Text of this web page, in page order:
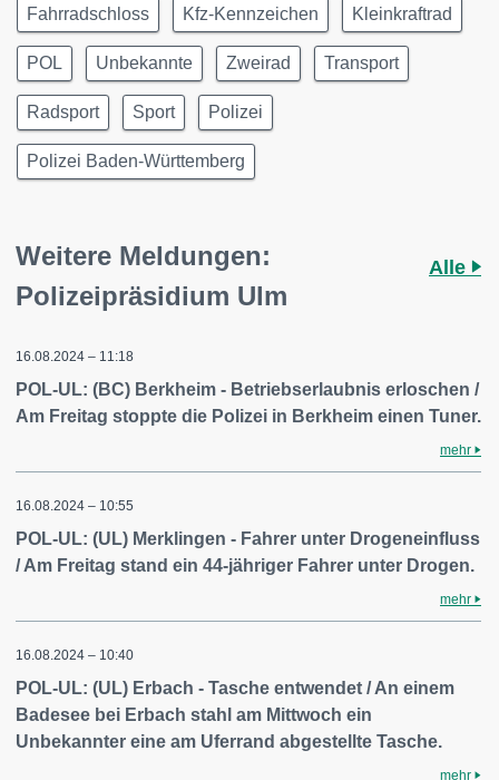
Fahrradschloss Kfz-Kennzeichen Kleinkraftrad
POL Unbekannte Zweirad Transport
Radsport Sport Polizei
Polizei Baden-Württemberg
Weitere Meldungen:
Polizeipräsidium Ulm
Alle
16.08.2024 – 11:18
POL-UL: (BC) Berkheim - Betriebserlaubnis erloschen /
Am Freitag stoppte die Polizei in Berkheim einen Tuner.
mehr
16.08.2024 – 10:55
POL-UL: (UL) Merklingen - Fahrer unter Drogeneinfluss
/ Am Freitag stand ein 44-jähriger Fahrer unter Drogen.
mehr
16.08.2024 – 10:40
POL-UL: (UL) Erbach - Tasche entwendet / An einem
Badesee bei Erbach stahl am Mittwoch ein
Unbekannter eine am Uferrand abgestellte Tasche.
mehr